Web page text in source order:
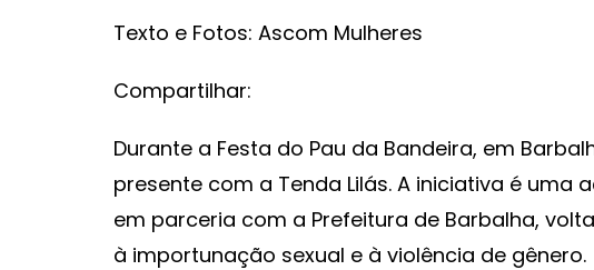
Texto e Fotos: Ascom Mulheres
Compartilhar:
Durante a Festa do Pau da Bandeira, em
presente com a Tenda Lilás. A iniciativa é uma
em parceria com a Prefeitura de Barbalha,
à importunação sexual e à violência de gênero.